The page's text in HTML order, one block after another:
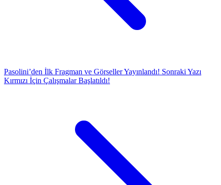
Pasolini’den İlk Fragman ve Görseller Yayınlandı! Sonraki Yazı
Kırmızı İçin Çalışmalar Başlatıldı!